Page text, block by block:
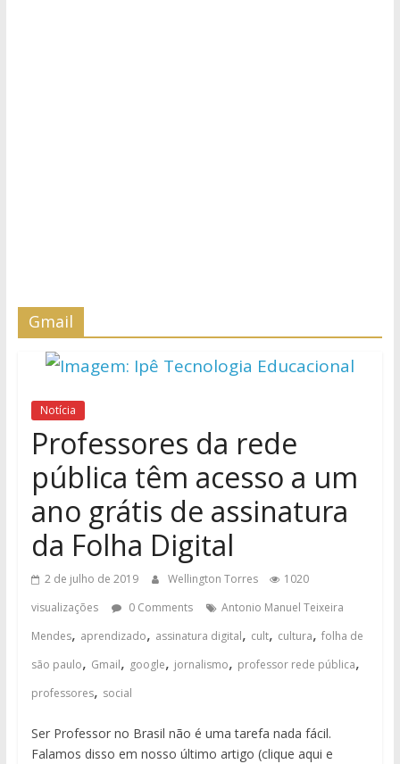
Gmail
Notícia
Professores da rede
pública têm acesso a um
ano grátis de assinatura
da Folha Digital
2 de julho de 2019 Wellington Torres
1020
visualizações
0 Comments
Antonio Manuel Teixeira
Mendes, aprendizado, assinatura digital, cult, cultura, folha de
são paulo, Gmail, google, jornalismo, professor rede pública,
professores, social
Ser Professor no Brasil não é uma tarefa nada fácil.
Falamos disso em nosso último artigo (clique aqui e